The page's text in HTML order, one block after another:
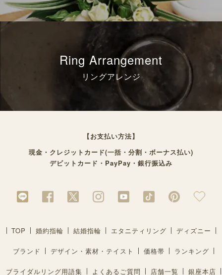
Ring Arrangement
リングアレンジ
【お支払い方法】
現金・クレジットカード(一括・分割・ボーナス払い)
デビットカード・PayPay・銀行振込み
TOP 婚約指輪 結婚指輪 エタニティリング ディズニー
ブランド デザイン・素材・テイスト 価格帯 ランキング
ブライダルリング用語集 よくあるご質問 店舗一覧 銀座本店